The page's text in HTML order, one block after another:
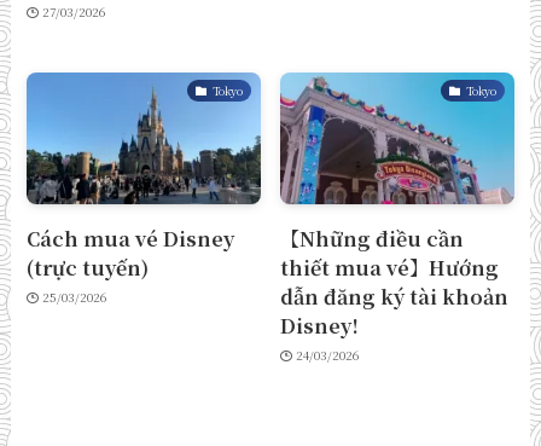
27/03/2026
Tokyo
Cách mua vé Disney
(trực tuyến)
25/03/2026
Tokyo
【Những điều cần
thiết mua vé】Hướng
dẫn đăng ký tài khoản
Disney!
24/03/2026